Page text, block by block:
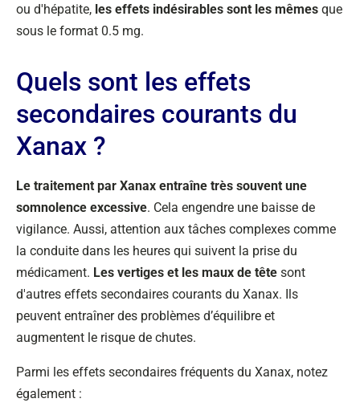
ou d'hépatite, les effets indésirables sont les mêmes que
sous le format 0.5 mg.
Quels sont les effets
secondaires courants du
Xanax ?
Le traitement par Xanax entraîne très souvent une
somnolence excessive. Cela engendre une baisse de
vigilance. Aussi, attention aux tâches complexes comme
la conduite dans les heures qui suivent la prise du
médicament. Les vertiges et les maux de tête sont
d'autres effets secondaires courants du Xanax. Ils
peuvent entraîner des problèmes d’équilibre et
augmentent le risque de chutes.
Parmi les effets secondaires fréquents du Xanax, notez
également :